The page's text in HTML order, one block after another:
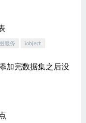
服务 iobject
加完数据集之后没